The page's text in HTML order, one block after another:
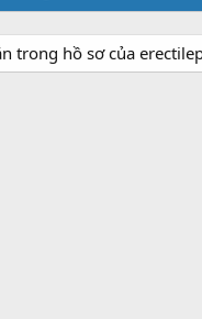
trong hồ sơ của